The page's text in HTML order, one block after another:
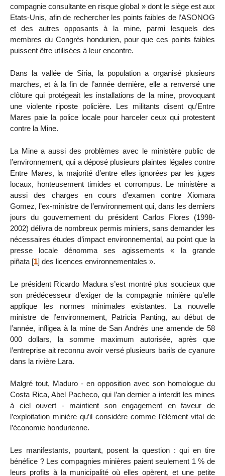
compagnie consultante en risque global » dont le siège est aux
Etats-Unis, afin de rechercher les points faibles de l’ASONOG
et des autres opposants à la mine, parmi lesquels des
membres du Congrès hondurien, pour que ces points faibles
puissent être utilisées à leur encontre.
Dans la vallée de Siria, la population a organisé plusieurs
marches, et à la fin de l’année dernière, elle a renversé une
clôture qui protégeait les installations de la mine, provoquant
une violente riposte policière. Les militants disent qu’Entre
Mares paie la police locale pour harceler ceux qui protestent
contre la Mine.
La Mine a aussi des problèmes avec le ministère public de
l’environnement, qui a déposé plusieurs plaintes légales contre
Entre Mares, la majorité d’entre elles ignorées par les juges
locaux, honteusement timides et corrompus. Le ministère a
aussi des charges en cours d’examen contre Xiomara
Gomez, l’ex-ministre de l’environnement qui, dans les derniers
jours du gouvernement du président Carlos Flores (1998-
2002) délivra de nombreux permis miniers, sans demander les
nécessaires études d’impact environnemental, au point que la
presse locale dénomma ses agissements « la grande
piñata [1] des licences environnementales ».
Le président Ricardo Madura s’est montré plus soucieux que
son prédécesseur d’exiger de la compagnie minière qu’elle
applique les normes minimales existantes. La nouvelle
ministre de l’environnement, Patricia Panting, au début de
l’année, infligea à la mine de San Andrés une amende de 58
000 dollars, la somme maximum autorisée, après que
l’entreprise ait reconnu avoir versé plusieurs barils de cyanure
dans la rivière Lara.
Malgré tout, Maduro - en opposition avec son homologue du
Costa Rica, Abel Pacheco, qui l’an dernier a interdit les mines
à ciel ouvert - maintient son engagement en faveur de
l’exploitation minière qu’il considère comme l’élément vital de
l’économie hondurienne.
Les manifestants, pourtant, posent la question : qui en tire
bénéfice ? Les compagnies minières paient seulement 1 % de
leurs profits à la municipalité où elles opèrent, et une petite